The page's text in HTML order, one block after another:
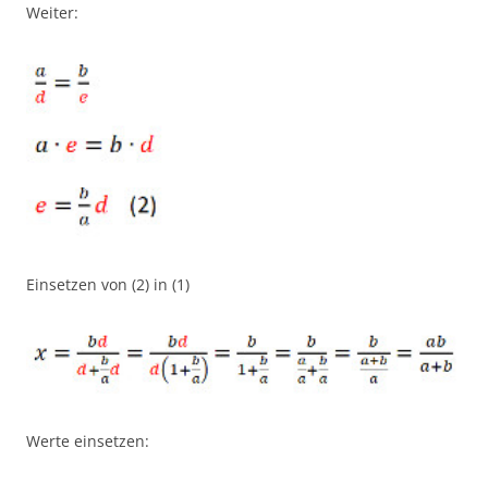
Weiter:
Einsetzen von (2) in (1)
Werte einsetzen: